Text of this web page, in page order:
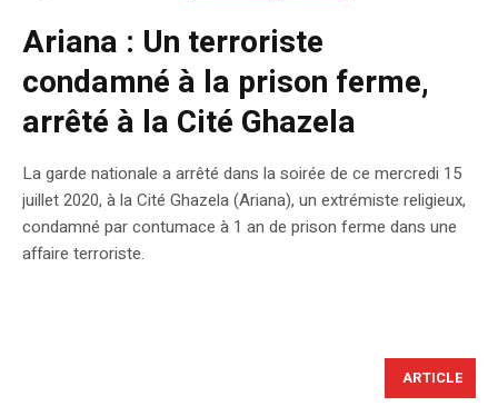
Ariana : Un terroriste
condamné à la prison ferme,
arrêté à la Cité Ghazela
La garde nationale a arrêté dans la soirée de ce mercredi 15
juillet 2020, à la Cité Ghazela (Ariana), un extrémiste religieux,
condamné par contumace à 1 an de prison ferme dans une
affaire terroriste.
ARTICLE